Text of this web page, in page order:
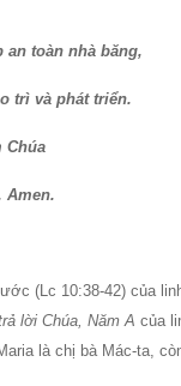
an toàn nhà băng,
trì và phát triển.
Chúa
Amen.
(Lc 10:38-42) của
lời Chúa, Năm A của
là chị bà Mác-ta,